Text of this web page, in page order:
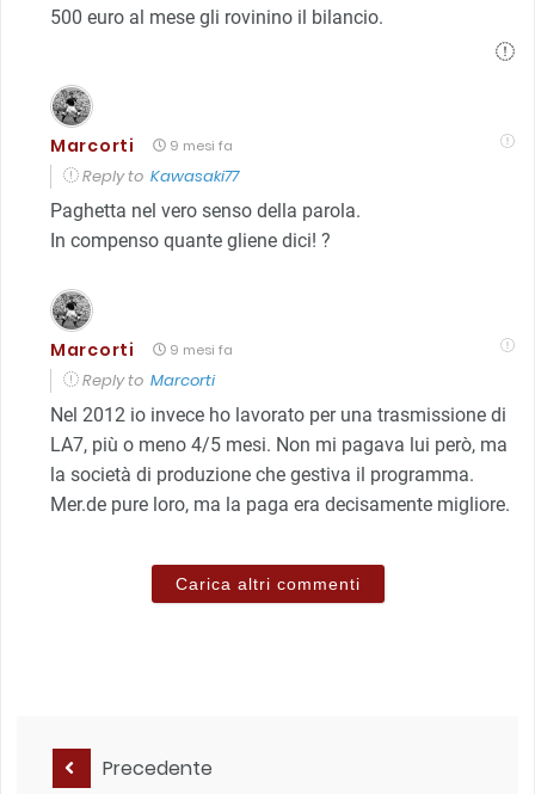
500 euro al mese gli rovinino il bilancio.
Marcorti 9 mesi fa
Reply to Kawasaki77
Paghetta nel vero senso della parola.
In compenso quante gliene dici! ?
Marcorti 9 mesi fa
Reply to Marcorti
Nel 2012 io invece ho lavorato per una trasmissione di
LA7, più o meno 4/5 mesi. Non mi pagava lui però, ma
la società di produzione che gestiva il programma.
Mer.de pure loro, ma la paga era decisamente migliore.
Carica altri commenti
Precedente